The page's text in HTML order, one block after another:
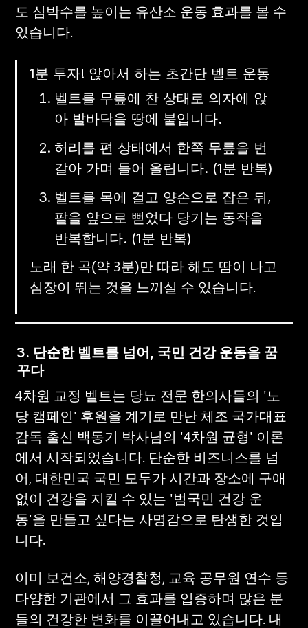
도 심박수를 높이는 유산소 운동 효과를 볼 수
있습니다.
1분 투자! 앉아서 하는 초간단 벨트 운동
벨트를 무릎에 찬 상태로 의자에 앉
아 발바닥을 땅에 붙입니다.
허리를 편 상태에서 한쪽 무릎을 번
갈아 가며 들어 올립니다. (1분 반복)
벨트를 목에 걸고 양손으로 잡은 뒤,
팔을 앞으로 뻗었다 당기는 동작을
반복합니다. (1분 반복)
노래 한 곡(약 3분)만 따라 해도 땀이 나고
심장이 뛰는 것을 느끼실 수 있습니다.
3. 단순한 벨트를 넘어, 국민 건강 운동을 꿈
꾸다
4차원 교정 벨트는 당뇨 전문 한의사들의 '노
당 캠페인' 후원을 계기로 만난 체조 국가대표
감독 출신 백동기 박사님의 '4차원 균형' 이론
에서 시작되었습니다. 단순한 비즈니스를 넘
어, 대한민국 국민 모두가 시간과 장소에 구애
없이 건강을 지킬 수 있는 '범국민 건강 운
동'을 만들고 싶다는 사명감으로 탄생한 것입
니다.
이미 보건소, 해양경찰청, 교육 공무원 연수 등
다양한 기관에서 그 효과를 입증하며 많은 분
들의 건강한 변화를 이끌어내고 있습니다. 내